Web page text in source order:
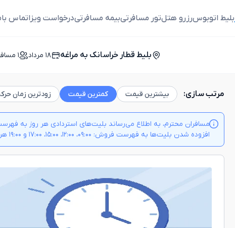
بلیط اتوبوسرزرو هتلتور مسافرتیبیمه مسافرتیدرخواست ویزاتماس
بلیط قطار خراسانک به مراغه ١٨ مرداد ١ مسافر
مرتب سازی: بیشترین قیمت کمترین قیمت زودترین زمان
مسافران محترم، به اطلاع می‌رساند بلیت‌های استردادی هر روز به
افزوده شدن بلیت‌ها به فهرست فروش: ۰۹:۰۰، ۱۲:۰۰، ۱۵:۰۰، ۱۷:۰۰ و ۱۹:۰۰ هر روز